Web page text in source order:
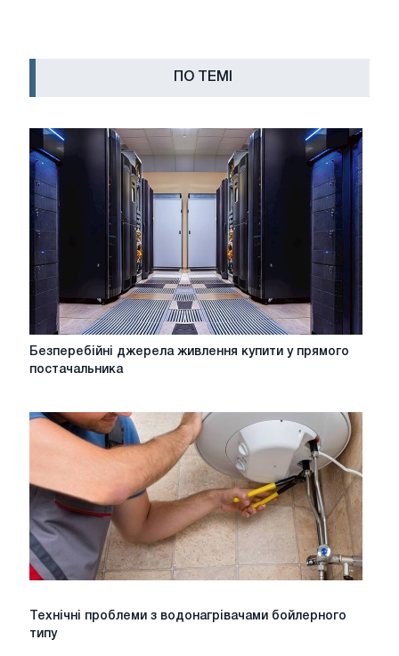
ПО ТЕМІ
Безперебійні
джерела
у
прямого
постачальника
Безперебійні джерела живлення купити у прямого
постачальника
Технічні
Технічні проблеми з водонагрівачами бойлерного
типу